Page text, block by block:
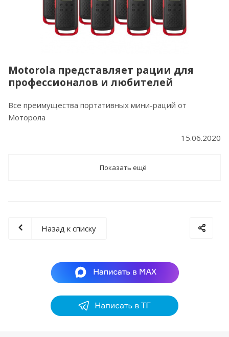
Motorola представляет рации для
профессионалов и любителей
Все преимущества портативных мини-раций от
Моторола
15.06.2020
Показать ещё
Назад к списку